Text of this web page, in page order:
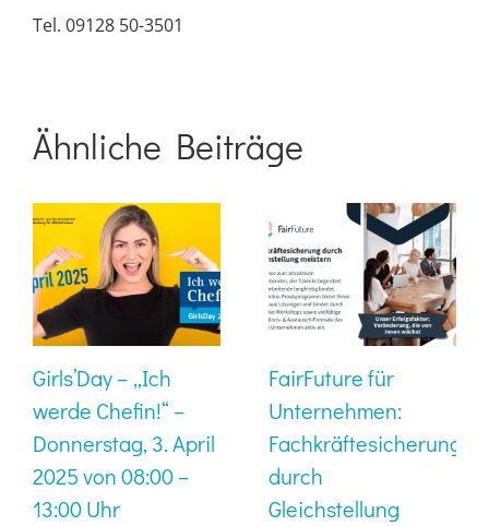
Tel. 09128 50-3501
Ähnliche Beiträge
Girls’Day – „Ich
werde Chefin!“ –
Donnerstag, 3. April
2025 von 08:00 –
13:00 Uhr
FairFuture für
Unternehmen:
Fachkräftesicherung
durch
Gleichstellung